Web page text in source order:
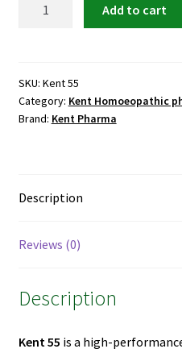
&
Muscle
Jerking
Add to cart
SKU: Kent 55
Category: Kent Homoeopathic
Brand: Kent Pharma
Description
Reviews (0)
Description
Kent 55 is a high-